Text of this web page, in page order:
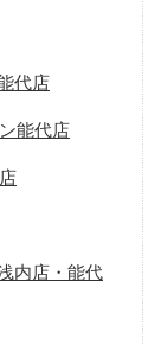
代店
能代店
内店・能代